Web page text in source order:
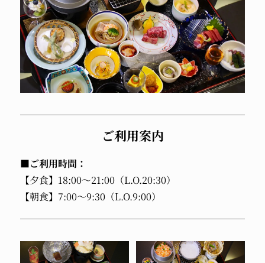
ご利用案内
■ご利用時間：
【夕食】18:00～21:00（L.O.20:30）
【朝食】7:00～9:30（L.O.9:00）